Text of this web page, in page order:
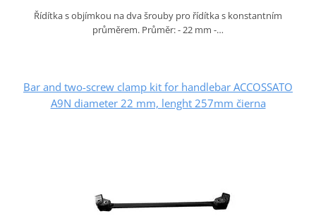
Řídítka s objímkou na dva šrouby pro řídítka s konstantním
průměrem. Průměr: - 22 mm -…
Bar and two-screw clamp kit for handlebar ACCOSSATO
A9N diameter 22 mm, lenght 257mm čierna